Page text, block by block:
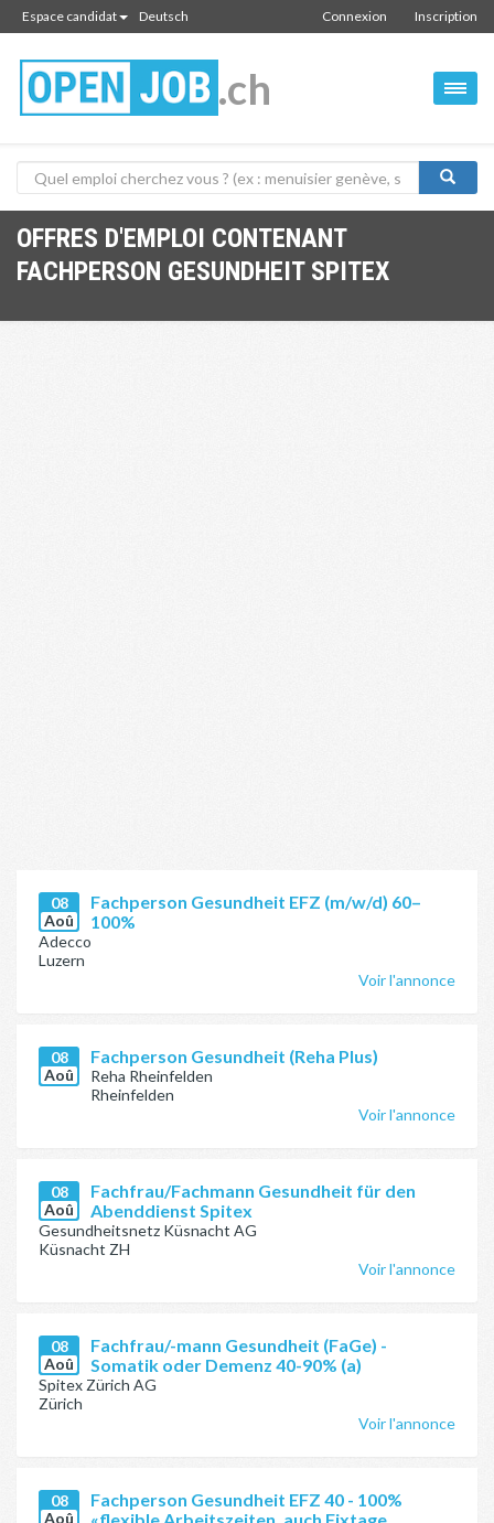
Espace candidat Deutsch Inscription
Connexion
.ch
OFFRES D'EMPLOI CONTENANT
FACHPERSON GESUNDHEIT SPITEX
08
Aoû
Fachperson Gesundheit EFZ (m/w/d) 60–
100%
Adecco
Luzern
Voir l'annonce
08
Aoû
Fachperson Gesundheit (Reha Plus)
Reha Rheinfelden
Rheinfelden
Voir l'annonce
08
Aoû
Fachfrau/Fachmann Gesundheit für den
Abenddienst Spitex
Gesundheitsnetz Küsnacht AG
Küsnacht ZH
Voir l'annonce
08
Aoû
Fachfrau/-mann Gesundheit (FaGe) -
Somatik oder Demenz 40-90% (a)
Spitex Zürich AG
Zürich
Voir l'annonce
08
Aoû
Fachperson Gesundheit EFZ 40 - 100%